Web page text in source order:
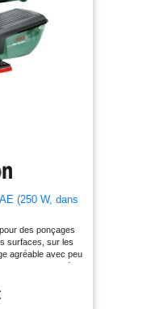
(250 W, dans
des ponçages
surfaces, sur les
agréable avec peu
directe
microfiltre Grand
de fixation par